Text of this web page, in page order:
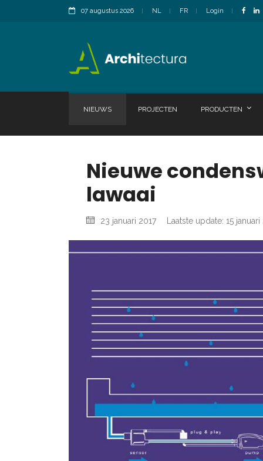
07 augustus 2026 NL FR Login
NIEUWS PROJECTEN PRODUCTEN
Nieuwe
lawaai
23 januari 2017 Laatste update: 15 januari